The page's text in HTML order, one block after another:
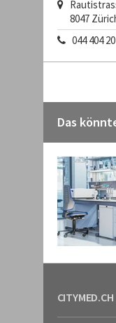
8047
044 404 20
Das
CITYMED.CH